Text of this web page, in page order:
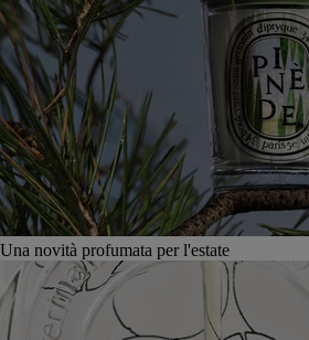
Una novità profumata per l'estate